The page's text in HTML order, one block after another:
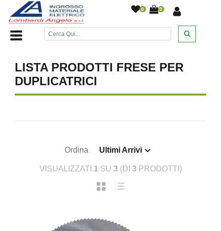
0 0
Home Page/DESANTIS////
LISTA PRODOTTI FRESE PER
DUPLICATRICI
Ordina Ultimi Arrivi
VISUALIZZATI 1 SU 3 (DI 3 PRODOTTI)